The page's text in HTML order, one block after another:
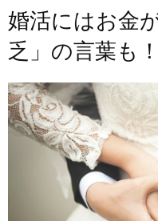
婚活にはお金
乏」の言葉も！